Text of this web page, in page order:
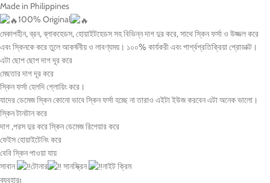
Made in Philippines
100% Original
মেকাপহীন, ব্রন, ব্লাকহেডস, হোয়াইটহেডস সহ বিভিন্ন দাগ দুর করে, সাথে স্কিন ফর্সা ও উজ্জল করে
এবং স্কিনকে করে তুলে আকর্ষনীয় ও লাবণ্যময়। ১০০% কার্যকরী এবং পার্শ্বপ্রতিক্রিয়া প্রোডাক্ট।
এটা ছোপ ছোপ দাগ দূর করে
মেছতার দাগ দূর করে
স্কিন ফর্সা হেলদি গ্লোয়িং করে।
যাদের ডেমেজ স্কিন কোনো ভাবে স্কিন ফর্সা হচ্ছে না তারাও এইটা ইউজ করবেন এটা অনেক ভালো।
স্কিন টানটান করে
দাগ ,পরস দুর করে স্কিন ডেমেজ রিপেয়ার করে
ফেইস হোয়াইটেনিং করে
বেবি স্কিন পাওয়া যায়
সাবান
টোনার সানস্ক্রিন
নাইট ক্রিম
ব্যবহারঃ